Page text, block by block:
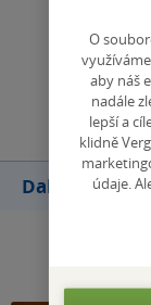
Další knihy
O
aby náš
nadále
lepší a
klidně
údaje.